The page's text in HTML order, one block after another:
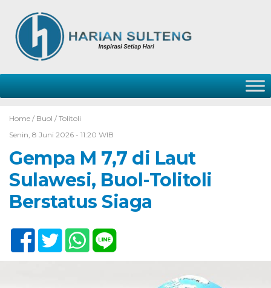
Home / Buol / Tolitoli
Senin, 8 Juni 2026 - 11:20 WIB
Gempa M 7,7 di Laut
Sulawesi, Buol-Tolitoli
Berstatus Siaga